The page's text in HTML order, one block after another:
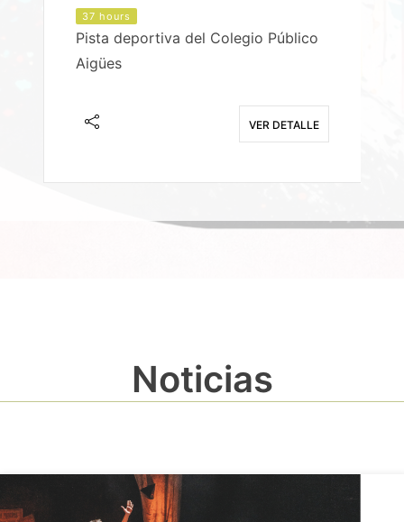
37 hours
Pista deportiva del Colegio Público
Aigües
VER DETALLE
Noticias